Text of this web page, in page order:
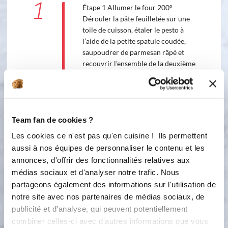
Team fan de cookies ?
Les cookies ce n'est pas qu'en cuisine ! Ils permettent
aussi à nos équipes de personnaliser le contenu et les
annonces, d'offrir des fonctionnalités relatives aux
médias sociaux et d'analyser notre trafic. Nous
partageons également des informations sur l'utilisation de
notre site avec nos partenaires de médias sociaux, de
publicité et d'analyse, qui peuvent potentiellement
combiner celles-ci avec d'autres informations que vous
1
Étape 1 Allumer le four 200°
Dérouler la pâte feuilletée sur une
toile de cuisson, étaler le pesto à
l’aide de la petite spatule coudée,
saupoudrer de parmesan râpé et
recouvrir l’ensemble de la deuxième
pâte feuilletée en faisant bien adhérer
les 2 pâtes. Faire une découpe en
« branches » du sapin. Dorer votre
sapin avec le jaune d’oeuf et
enfourner pour 20/25 mn à 200°
Laisser refroidir avant de partager en
tirant sur les branches! Les restes de
la découpe peuvent être découpés en
lanière puis cuits aussi en petites
torsades ...
Étape 2